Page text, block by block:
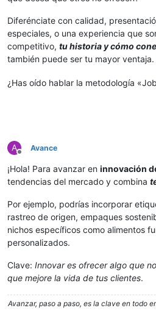
Diferénciate con calidad,
especiales, o una experiencia que
competitivo, tu historia y cómo
también puede ser tu mayor ventaja.
¿Has oído hablar la metodología
A
Desconectado
Avance
¡Hola! Para avanzar en innovación
tendencias del mercado y combina
Por ejemplo, podrías incorporar
rastreo de origen, empaques
nichos específicos como alimentos
personalizados.
Clave: Innovar es ofrecer algo que
que mejore la vida de tus clientes.
Avanzar, paso a paso, es la clave en todo